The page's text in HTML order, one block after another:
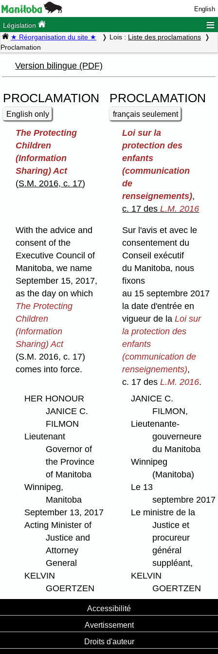
English
Législation ≡
★ Réorganisation du site ★ Lois : Liste des proclamations
Proclamation
Version bilingue (PDF)
PROCLAMATION
English only
PROCLAMATION
français seulement
The Protecting
Children
(Information
Sharing) Act
(S.M. 2016, c. 17)
Loi sur la
protection des
enfants
(communication
de
renseignements),
c. 17 desL.M. 2016
With the advice and
consent of the
Executive Council of
Manitoba, we name
September 15, 2017,
as the day on which
The Protecting
Children
(Information
Sharing) Act
(S.M. 2016, c. 17)
comes into force.
Sur l'avis et avec le
consentement du
Conseil exécutif
du Manitoba, nous
fixons
au 15 septembre 2017
la date d'entrée en
vigueur de laLoi sur
la protection des
enfants
(communication de
renseignements),
c. 17 desL.M. 2016.
HER HONOUR
JANICE C.
FILMON
Lieutenant
Governor of
the Province
of Manitoba
Winnipeg,
Manitoba
September 13, 2017
Acting Minister of
Justice and
Attorney
General
KELVIN
GOERTZEN
JANICE C.
FILMON,
Lieutenante-
gouverneure
du Manitoba
Winnipeg
(Manitoba)
Le 13
septembre 2017
Le ministre de la
Justice et
procureur
général
suppléant,
KELVIN
GOERTZEN
Accessibilité
Avertissement
Droits d'auteur